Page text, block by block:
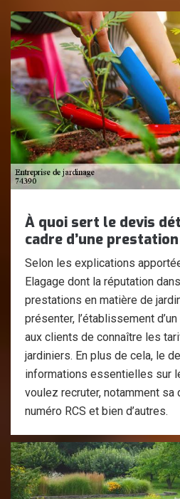
À quoi sert le devis
cadre d’une
Selon les explications
Elagage dont la réputation
prestations en matière de
présenter, l’établissement
aux clients de connaître les
jardiniers. En plus de cela, le
informations essentielles sur
voulez recruter, notamment sa
numéro RCS et bien d’autres.